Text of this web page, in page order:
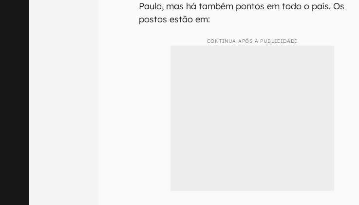
Paulo, mas há também pontos em todo o país. Os
postos estão em:
CONTINUA APÓS A PUBLICIDADE